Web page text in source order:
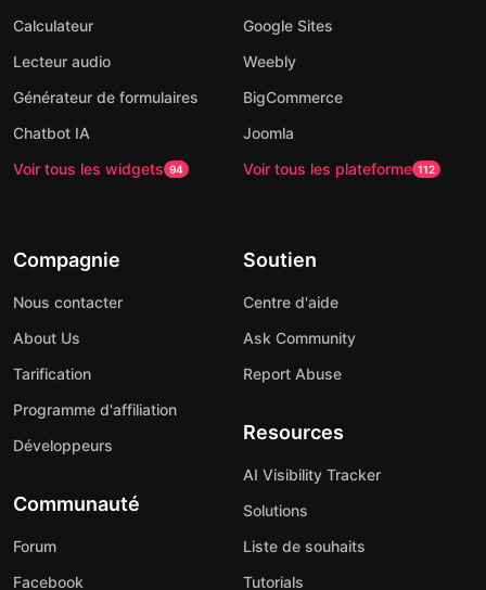
Calculateur
Lecteur audio
Générateur de formulaires
Chatbot IA
Voir tous les widgets 94
Google Sites
Weebly
BigCommerce
Joomla
Voir tous les plateforme 112
Compagnie
Nous contacter
About Us
Tarification
Programme d'affiliation
Développeurs
Communauté
Forum
Facebook
Soutien
Centre d'aide
Ask Community
Report Abuse
Resources
AI Visibility Tracker
Solutions
Liste de souhaits
Tutorials